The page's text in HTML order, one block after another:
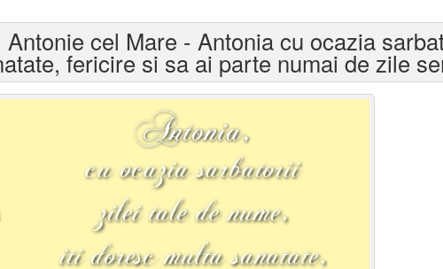
cel Mare - Antonia cu ocazia
fericire si sa ai parte numai de zile